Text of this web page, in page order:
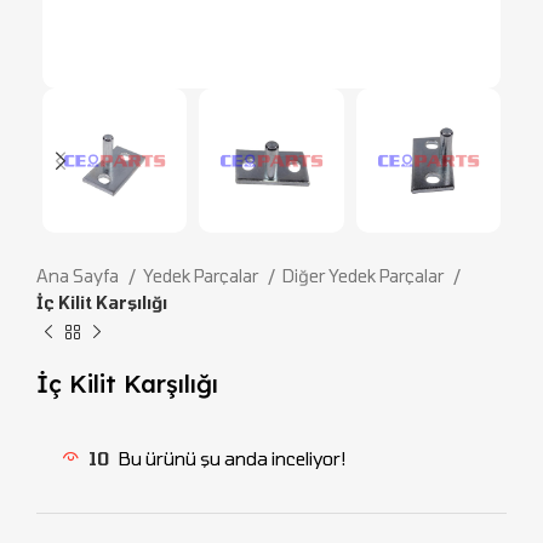
Ana Sayfa Yedek Parçalar
Diğer Yedek Parçalar
İç Kilit Karşılığı
İç Kilit Karşılığı
10 Bu ürünü şu anda inceliyor!